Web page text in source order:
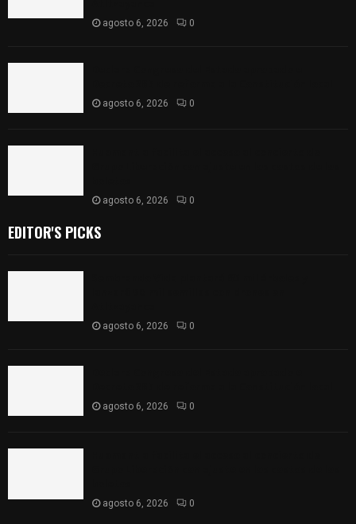
agosto 6, 2026 0
agosto 6, 2026 0
agosto 6, 2026 0
EDITOR'S PICKS
agosto 6, 2026 0
agosto 6, 2026 0
agosto 6, 2026 0